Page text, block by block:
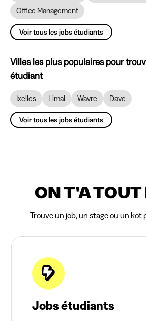
Office Management
Voir tous les jobs étudiants
Villes les plus populaires pour
étudiant
Ixelles Limal Wavre Dave
Voir tous les jobs étudiants
ON T'A TOUT
Trouve un job, un stage ou un kot
Jobs étudiants